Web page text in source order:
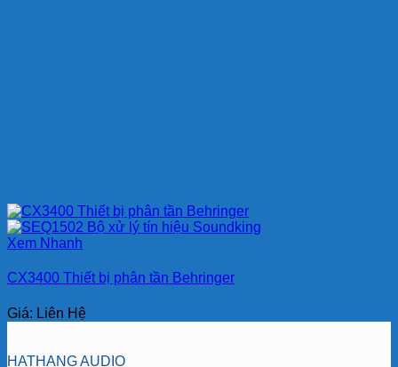
Xem Nhanh
CX3400 Thiết bị phân tần Behringer
Giá: Liên Hệ
HATHANG AUDIO